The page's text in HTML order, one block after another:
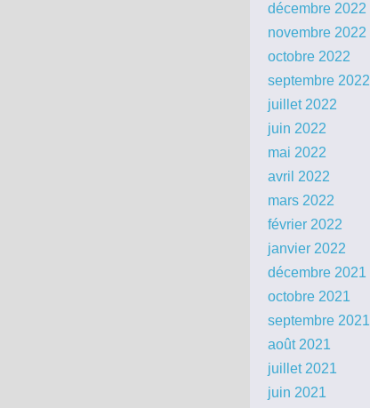
décembre 2022
novembre 2022
octobre 2022
septembre 2022
juillet 2022
juin 2022
mai 2022
avril 2022
mars 2022
février 2022
janvier 2022
décembre 2021
octobre 2021
septembre 2021
août 2021
juillet 2021
juin 2021